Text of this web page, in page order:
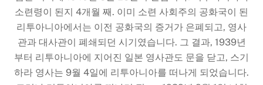
소련령이 된지 4개월 째. 이미 소련 사회주의 공화국이 된
리투아니아에서는 이전 공화국의 증거가 은폐되고, 영사
관과 대사관이 폐쇄되던 시기였습니다. 그 결과, 1939년
부터 리투아니아에 지어진 일본 영사관도 문을 닫고, 스기
하라 영사는 9월 4일에 리투아니아를 떠나게 되었습니다.